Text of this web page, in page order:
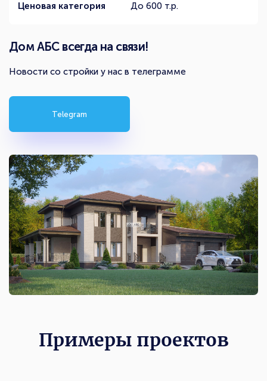
Ценовая категория До 600 т.р.
Дом АБС всегда на связи!
Новости со стройки у нас в телеграмме
Telegram
Примеры проектов